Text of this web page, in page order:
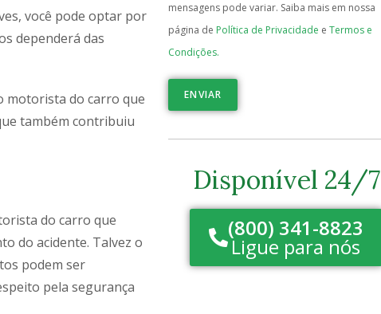
você pode optar por
dependerá das
motorista do carro que
também contribuiu
do carro que
do acidente. Talvez o
podem ser
pela segurança
mensagens pode variar. Saiba mais em nossa
página de Política de Privacidade eTermos e
Condições.
ENVIAR
Disponível 24/7
(800) 341-8823
Ligue para nós